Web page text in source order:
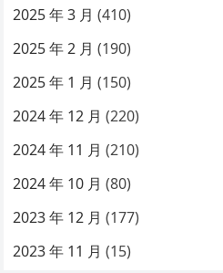
2025 年 3 月 (410)
2025 年 2 月 (190)
2025 年 1 月 (150)
2024 年 12 月 (220)
2024 年 11 月 (210)
2024 年 10 月 (80)
2023 年 12 月 (177)
2023 年 11 月 (15)